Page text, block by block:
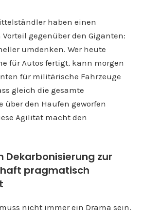
haben einen
gegenüber den Giganten:
umdenken. Wer heute
für Autos fertigt, kann morgen
für militärische Fahrzeuge
gleich die gesamte
über den Haufen geworfen
Agilität macht den
Dekarbonisierung zur
pragmatisch
nicht immer ein Drama sein.